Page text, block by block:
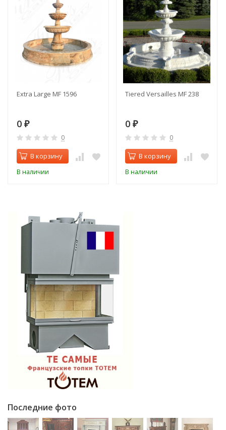
Extra Large MF 1596
0 ₽
0
В корзину
В наличии
Tiered Versailles MF 238
0 ₽
0
В корзину
В наличии
Последние фото